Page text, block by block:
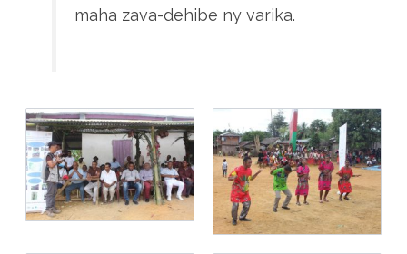
maha zava-dehibe ny varika.